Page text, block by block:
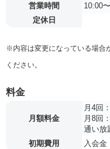
営業時間
10:00
定休日
※内容は変更になっている場合
ください。
料金
月額料金
月4回
月8回
通い放
初期費用
入会金